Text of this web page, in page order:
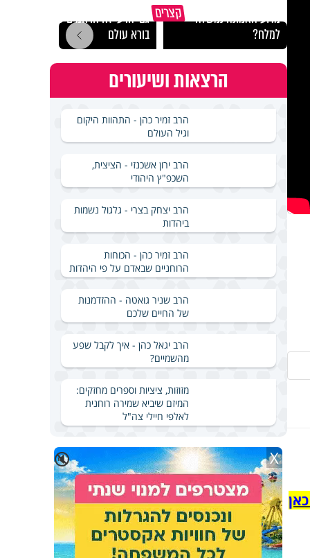
קצרים
מדוע האמונה נמשלה
למלח?
גם ׳הרע׳ זה הרחמים של
בורא עולם
הרצאות ושיעורים
הרב זמיר כהן - התהוות היקום
וגיל העולם
הרב ירון אשכנזי - הציצית,
השכפ"ץ היהודי
הרב יצחק בצרי - גלגול נשמות
ביהדות
הרב זמיר כהן - הכוחות
הרוחניים שבאדם על פי היהדות
הרב שניר גואטה - ההזדמנות
של החיים שלכם
הרב יגאל כהן - איך לקבל שפע
מהשמיים?
מזוזות, ציציות וספרים מחזקים:
המיזם שיביא שמירה רוחנית
לאלפי חיילי צה"ל
🔇 X